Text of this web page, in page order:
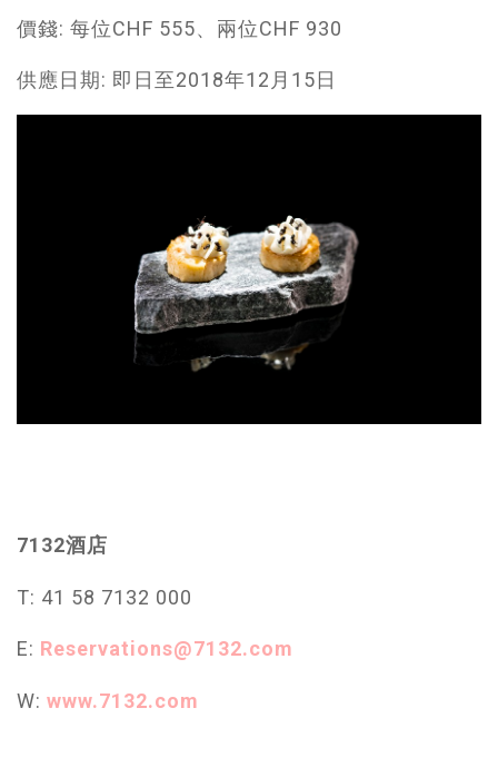
價錢: 每位CHF 555、兩位CHF 930
供應日期: 即日至2018年12月15日
7132酒店
T: 41 58 7132 000
E: Reservations@7132.com
W: www.7132.com